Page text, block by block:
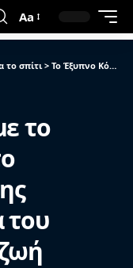
Aa
το σπίτι> Το Έξυπνο Κόλπο με το αλουμινόχαρτο στο τηλεχειριστήριο της τηλεόρασης για να του επαναφέρετε την ζωή
το
του